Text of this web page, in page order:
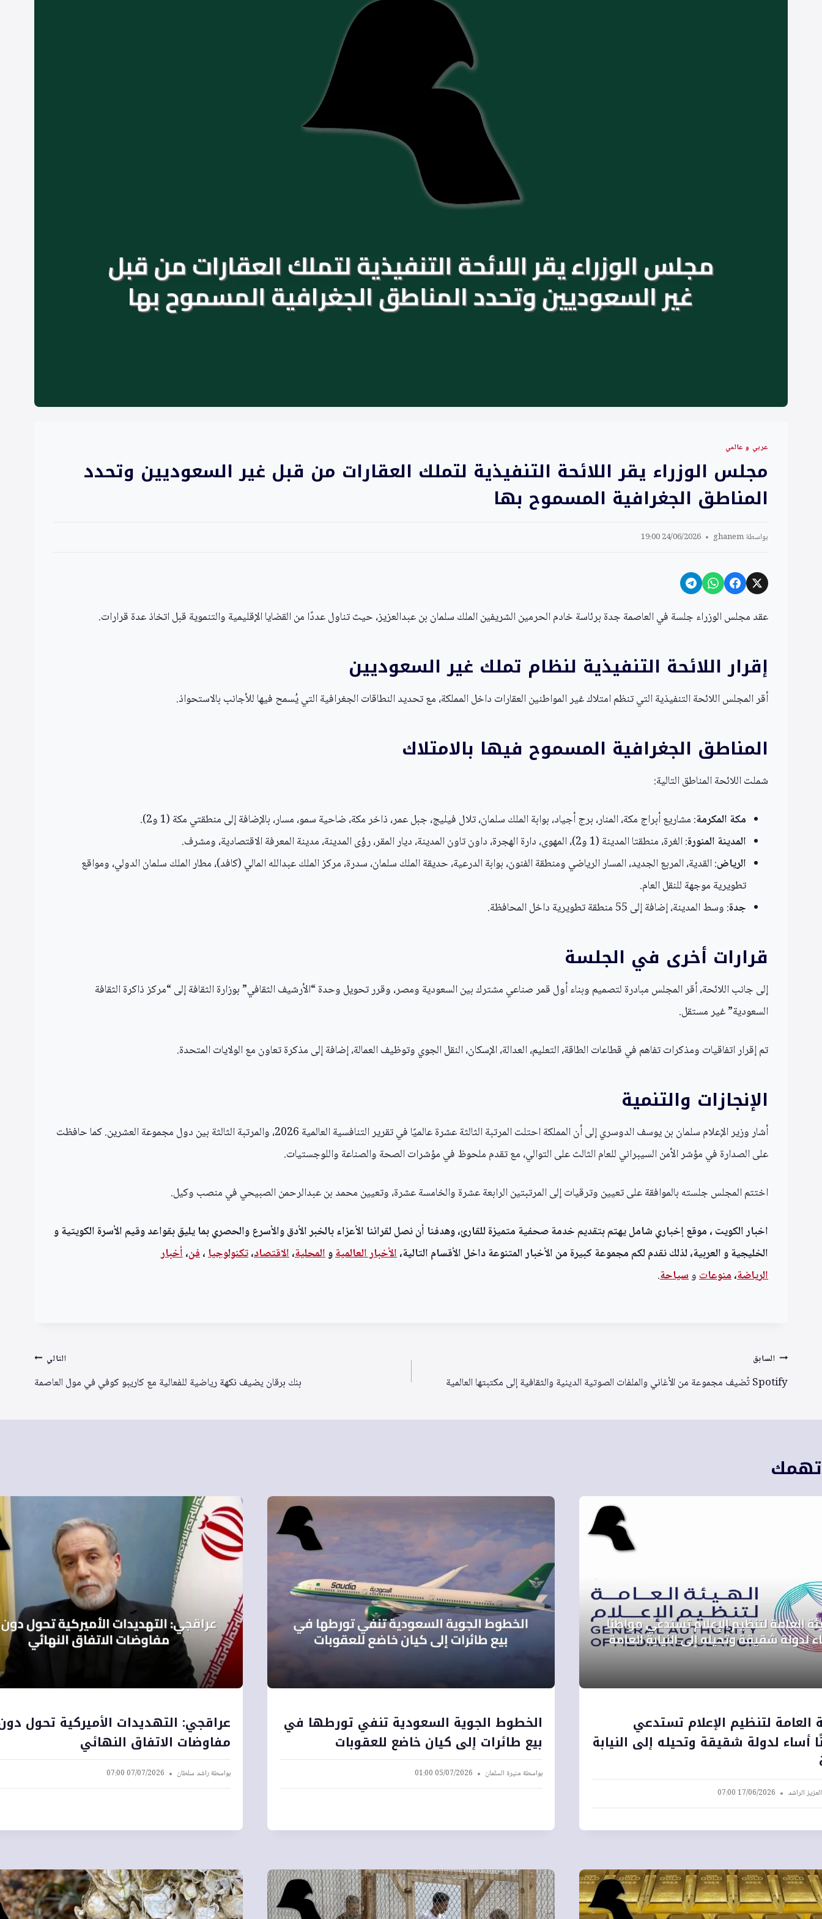
عربي و عالمي
مجلس الوزراء يقر اللائحة التنفيذية لتملك العقارات من قبل غير السعوديين وتحدد
المناطق الجغرافية المسموح بها
بواسطةghanem
24/06/2026 19:00
عقد مجلس الوزراء جلسة في العاصمة جدة برئاسة خادم الحرمين الشريفين الملك سلمان بن عبدالعزيز، حيث تناول عددًا من القضايا الإقليمية والتنموية قبل اتخاذ عدة قرارات.
إقرار اللائحة التنفيذية لنظام تملك غير السعوديين
أقر المجلس اللائحة التنفيذية التي تنظم امتلاك غير المواطنين العقارات داخل المملكة، مع تحديد النطاقات الجغرافية التي يُسمح فيها للأجانب بالاستحواذ.
المناطق الجغرافية المسموح فيها بالامتلاك
شملت اللائحة المناطق التالية:
مكة المكرمة: مشاريع أبراج مكة، المنار، برج أجياد، بوابة الملك سلمان، تلال فيليج، جبل عمر، ذاخر مكة، ضاحية سمو، مسار، بالإضافة إلى منطقتي مكة (1 و2).
المدينة المنورة: الغرة، منطقتا المدينة (1 و2)، المهوى، دارة الهجرة، داون تاون المدينة، ديار المقر، رؤى المدينة، مدينة المعرفة الاقتصادية، ومشرف.
الرياض: القدية، المربع الجديد، المسار الرياضي ومنطقة الفنون، بوابة الدرعية، حديقة الملك سلمان، سدرة، مركز الملك عبدالله المالي (كافد)، مطار الملك سلمان الدولي، ومواقع
تطويرية موجهة للنقل العام.
جدة: وسط المدينة، إضافة إلى 55 منطقة تطويرية داخل المحافظة.
قرارات أخرى في الجلسة
إلى جانب اللائحة، أقر المجلس مبادرة لتصميم وبناء أول قمر صناعي مشترك بين السعودية ومصر، وقرر تحويل وحدة “الأرشيف الثقافي” بوزارة الثقافة إلى “مركز ذاكرة الثقافة
السعودية” غير مستقل.
تم إقرار اتفاقيات ومذكرات تفاهم في قطاعات الطاقة، التعليم، العدالة، الإسكان، النقل الجوي وتوظيف العمالة، إضافة إلى مذكرة تعاون مع الولايات المتحدة.
الإنجازات والتنمية
أشار وزير الإعلام سلمان بن يوسف الدوسري إلى أن المملكة احتلت المرتبة الثالثة عشرة عالميًا في تقرير التنافسية العالمية 2026، والمرتبة الثالثة بين دول مجموعة العشرين. كما حافظت
على الصدارة في مؤشر الأمن السيبراني للعام الثالث على التوالي، مع تقدم ملحوظ في مؤشرات الصحة والصناعة واللوجستيات.
اختتم المجلس جلسته بالموافقة على تعيين وترقيات إلى المرتبتين الرابعة عشرة والخامسة عشرة، وتعيين محمد بن عبدالرحمن الصبيحي في منصب وكيل.
اخبار الكويت ، موقع إخباري شامل يهتم بتقديم خدمة صحفية متميزة للقارئ، وهدفنا أن نصل لقرائنا الأعزاء بالخبر الأدق والأسرع والحصري بما يليق بقواعد وقيم الأسرة الكويتية و
الخليجية و العربية، لذلك نقدم لكم مجموعة كبيرة من الأخبار المتنوعة داخل الأقسام التالية،الأخبار العالميةوالمحلية،الاقتصاد،تكنولوجيا،فن،أخبار
الرياضة،منوعاتوسياحة.
تصفّح
المقالات
السابق
Spotify تُضيف مجموعة من الأغاني والملفات الصوتية الدينية والثقافية إلى مكتبتها العالمية
التالي
بنك برقان يضيف نكهة رياضية للفعالية مع كاريبو كوفي في مول العاصمة
تهمك
العامة لتنظيم الإعلام تستدعي
أساء لدولة شقيقة وتحيله إلى النيابة
الراشد 17/06/2026 07:00
الخطوط الجوية السعودية تنفي تورطها في
بيع طائرات إلى كيان خاضع للعقوبات
بواسطة منيرة السلمان 05/07/2026 01:00
عراقجي: التهديدات الأميركية تحول
مفاوضات الاتفاق النهائي
بواسطةراشد سلطان 07/07/2026 07:00